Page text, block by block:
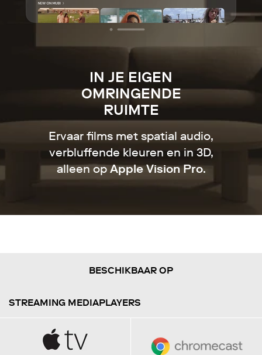
IN JE EIGEN
OMRINGENDE
RUIMTE
Ervaar films met spatial audio,
verbluffende kleuren en in 3D,
alleen opApple Vision Pro.
BESCHIKBAAR OP
STREAMING MEDIAPLAYERS